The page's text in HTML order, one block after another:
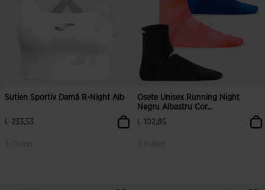
Sutien Sportiv Damă R-Night Alb
L 233,53
3 Culori
Osete Unisex Running Night
Negru Albastru Cor...
L 102,85
3 Culori